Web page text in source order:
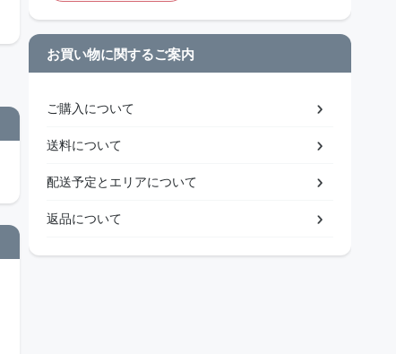
お買い物に関するご案内
ご購入について
送料について
配送予定とエリアについて
返品について